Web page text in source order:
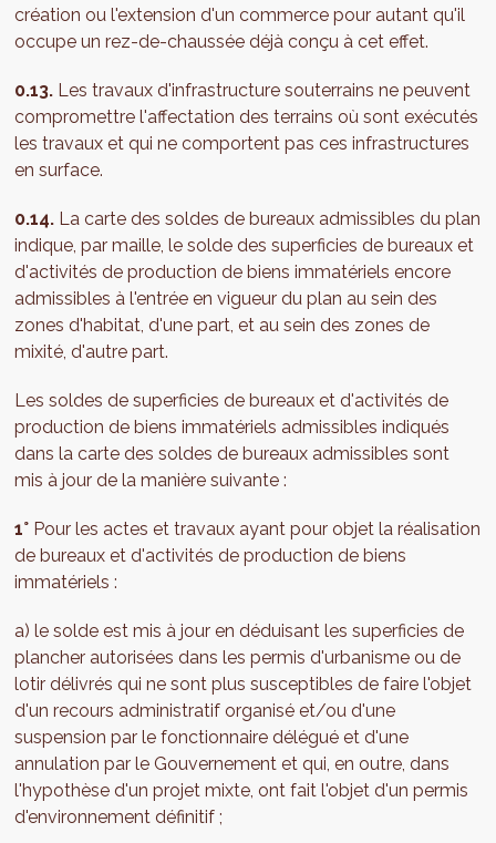
création ou l'extension d'un commerce pour autant qu'il
occupe un rez-de-chaussée déjà conçu à cet effet.
0.13. Les travaux d'infrastructure souterrains ne peuvent
compromettre l'affectation des terrains où sont exécutés
les travaux et qui ne comportent pas ces infrastructures
en surface.
0.14. La carte des soldes de bureaux admissibles du plan
indique, par maille, le solde des superficies de bureaux et
d'activités de production de biens immatériels encore
admissibles à l'entrée en vigueur du plan au sein des
zones d'habitat, d'une part, et au sein des zones de
mixité, d'autre part.
Les soldes de superficies de bureaux et d'activités de
production de biens immatériels admissibles indiqués
dans la carte des soldes de bureaux admissibles sont
mis à jour de la manière suivante :
1° Pour les actes et travaux ayant pour objet la réalisation
de bureaux et d'activités de production de biens
immatériels :
a) le solde est mis à jour en déduisant les superficies de
plancher autorisées dans les permis d'urbanisme ou de
lotir délivrés qui ne sont plus susceptibles de faire l'objet
d'un recours administratif organisé et/ou d'une
suspension par le fonctionnaire délégué et d'une
annulation par le Gouvernement et qui, en outre, dans
l'hypothèse d'un projet mixte, ont fait l'objet d'un permis
d'environnement définitif ;